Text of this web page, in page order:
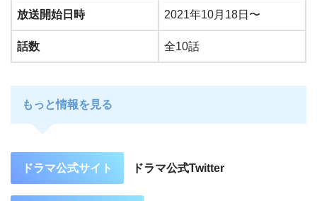
放送開始日時 2021年10月18日〜
話数 全10話
もっと情報を見る
ドラマ公式サイト ドラマ公式Twitter